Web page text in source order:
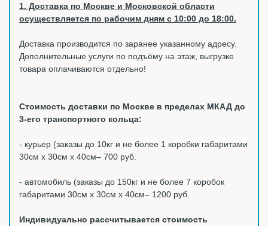
1. Доставка по Москве и Московской области
осуществляется по рабочим дням с 10:00 до 18:00.
Доставка производится по заранее указанному адресу.
Дополнительные услуги по подъёму на этаж, выгрузке
товара оплачиваются отдельно!
Стоимость доставки по Москве в пределах МКАД до
3-его транспортного кольца:
- курьер (заказы до 10кг и не более 1 коробки габаритами
30см х 30см х 40см– 700 руб.
- автомобиль (заказы до 150кг и не более 7 коробок
габаритами 30см х 30см х 40см– 1200 руб.
Индивидуально рассчитывается стоимость